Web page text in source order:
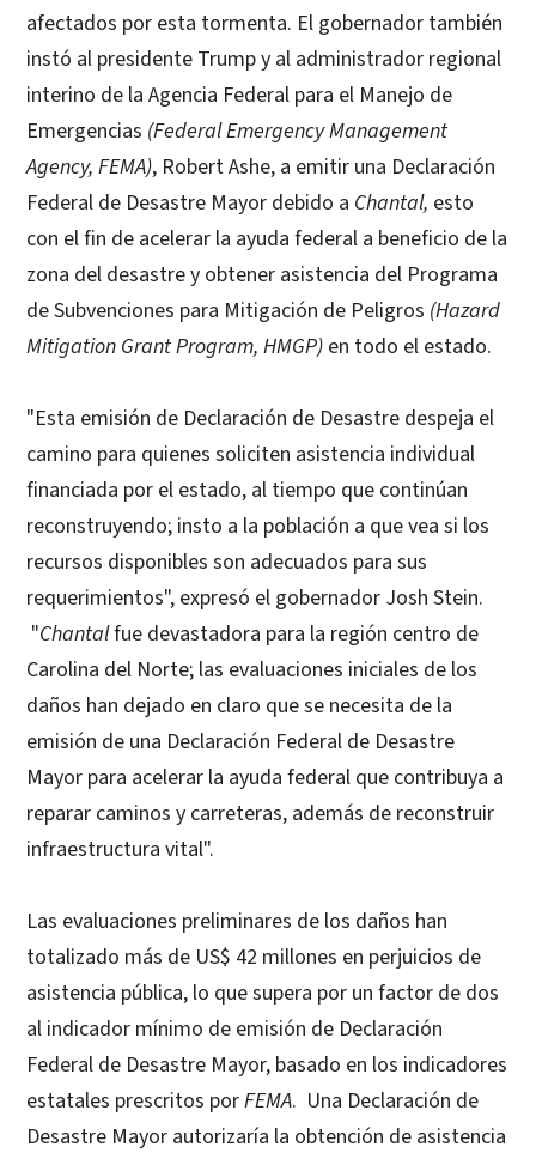
afectados por esta tormenta. El gobernador también
instó al presidente Trump y al administrador regional
interino de la Agencia Federal para el Manejo de
Emergencias (Federal Emergency Management
Agency, FEMA), Robert Ashe, a emitir una Declaración
Federal de Desastre Mayor debido a Chantal, esto
con el fin de acelerar la ayuda federal a beneficio de la
zona del desastre y obtener asistencia del Programa
de Subvenciones para Mitigación de Peligros (Hazard
Mitigation Grant Program, HMGP) en todo el estado.
"Esta emisión de Declaración de Desastre despeja el
camino para quienes soliciten asistencia individual
financiada por el estado, al tiempo que continúan
reconstruyendo; insto a la población a que vea si los
recursos disponibles son adecuados para sus
requerimientos", expresó el gobernador Josh Stein.
"Chantalfue devastadora para la región centro de
Carolina del Norte; las evaluaciones iniciales de los
daños han dejado en claro que se necesita de la
emisión de una Declaración Federal de Desastre
Mayor para acelerar la ayuda federal que contribuya a
reparar caminos y carreteras, además de reconstruir
infraestructura vital".
Las evaluaciones preliminares de los daños han
totalizado más de US$ 42 millones en perjuicios de
asistencia pública, lo que supera por un factor de dos
al indicador mínimo de emisión de Declaración
Federal de Desastre Mayor, basado en los indicadores
estatales prescritos porFEMA. Una Declaración de
Desastre Mayor autorizaría la obtención de asistencia